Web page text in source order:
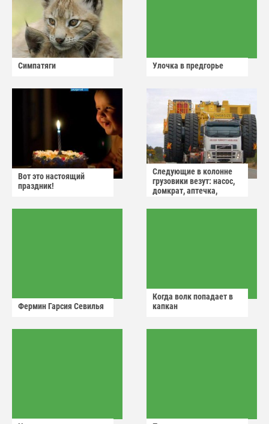
Симпатяги Улочка в предгорье
Вот это настоящий
праздник!
Следующие в колонне
грузовики везут: насос,
домкрат, аптечка,
Фермин Гарсия Севилья
Когда волк попадает в
капкан